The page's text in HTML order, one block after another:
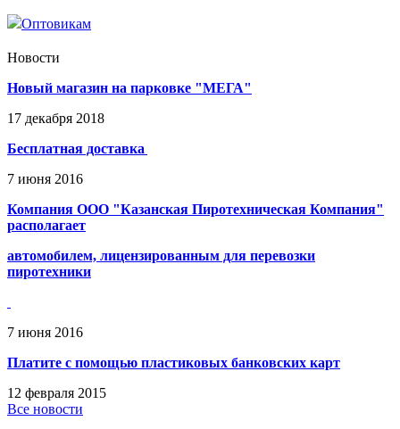
Оптовикам
Новости
Новый магазин на парковке "МЕГА"
17 декабря 2018
Бесплатная доставка
7 июня 2016
Компания ООО "Казанская Пиротехническая Компания"
располагает
автомобилем, лицензированным для перевозки
пиротехники
7 июня 2016
Платите с помощью пластиковых банковских карт
12 февраля 2015
Все новости